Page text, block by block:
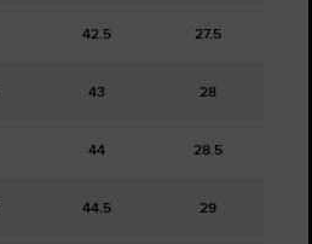
42.5 27.5
43 28
44 28.5
44.5 29